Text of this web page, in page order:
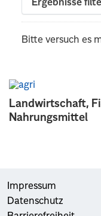
Landwirtschaft,
Nahrungsmittel
Ergebnisse
Bitte versuch es
Impressum
Datenschutz